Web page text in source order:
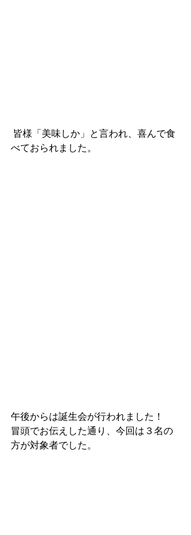
べておられました。
午後からは誕生会が行われました！
冒頭でお伝えした通り、今回は３名の
方が対象者でした。